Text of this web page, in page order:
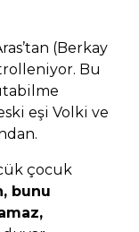
(Berkay
Bu
eşi Volki ve
çocuk
bunu